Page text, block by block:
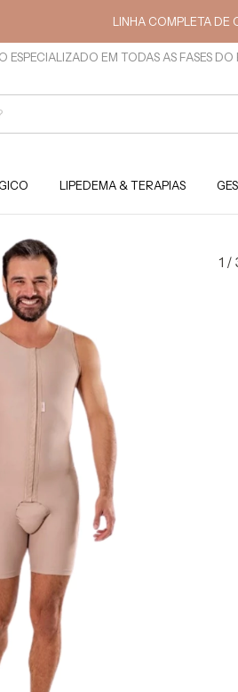
LINHA COMPLETA DE CINTAS
ESPECIALIZADO EM TODAS AS FASES
LIPEDEMA & TERAPIAS
1 /